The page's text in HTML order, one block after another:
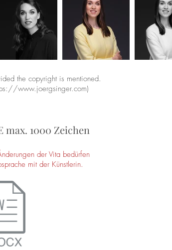
the copyright is mentioned.
www.joergsinger.com)
max. 1000 Zeichen
der Vita bedürfen
mit der Künstlerin.